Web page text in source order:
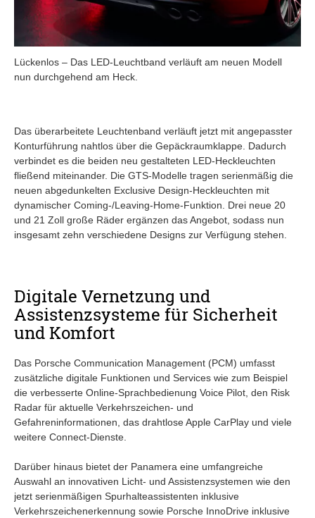
Lückenlos – Das LED-Leuchtband verläuft am neuen Modell
nun durchgehend am Heck.
Das überarbeitete Leuchtenband verläuft jetzt mit angepasster
Konturführung nahtlos über die Gepäckraumklappe. Dadurch
verbindet es die beiden neu gestalteten LED-Heckleuchten
fließend miteinander. Die GTS-Modelle tragen serienmäßig die
neuen abgedunkelten Exclusive Design-Heckleuchten mit
dynamischer Coming-/Leaving-Home-Funktion. Drei neue 20
und 21 Zoll große Räder ergänzen das Angebot, sodass nun
insgesamt zehn verschiedene Designs zur Verfügung stehen.
Digitale Vernetzung und
Assistenzsysteme für Sicherheit
und Komfort
Das Porsche Communication Management (PCM) umfasst
zusätzliche digitale Funktionen und Services wie zum Beispiel
die verbesserte Online-Sprachbedienung Voice Pilot, den Risk
Radar für aktuelle Verkehrszeichen- und
Gefahreninformationen, das drahtlose Apple CarPlay und viele
weitere Connect-Dienste.
Darüber hinaus bietet der Panamera eine umfangreiche
Auswahl an innovativen Licht- und Assistenzsystemen wie den
jetzt serienmäßigen Spurhalteassistenten inklusive
Verkehrszeichenerkennung sowie Porsche InnoDrive inklusive